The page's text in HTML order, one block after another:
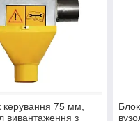
керування 75 мм,
вивантаження з